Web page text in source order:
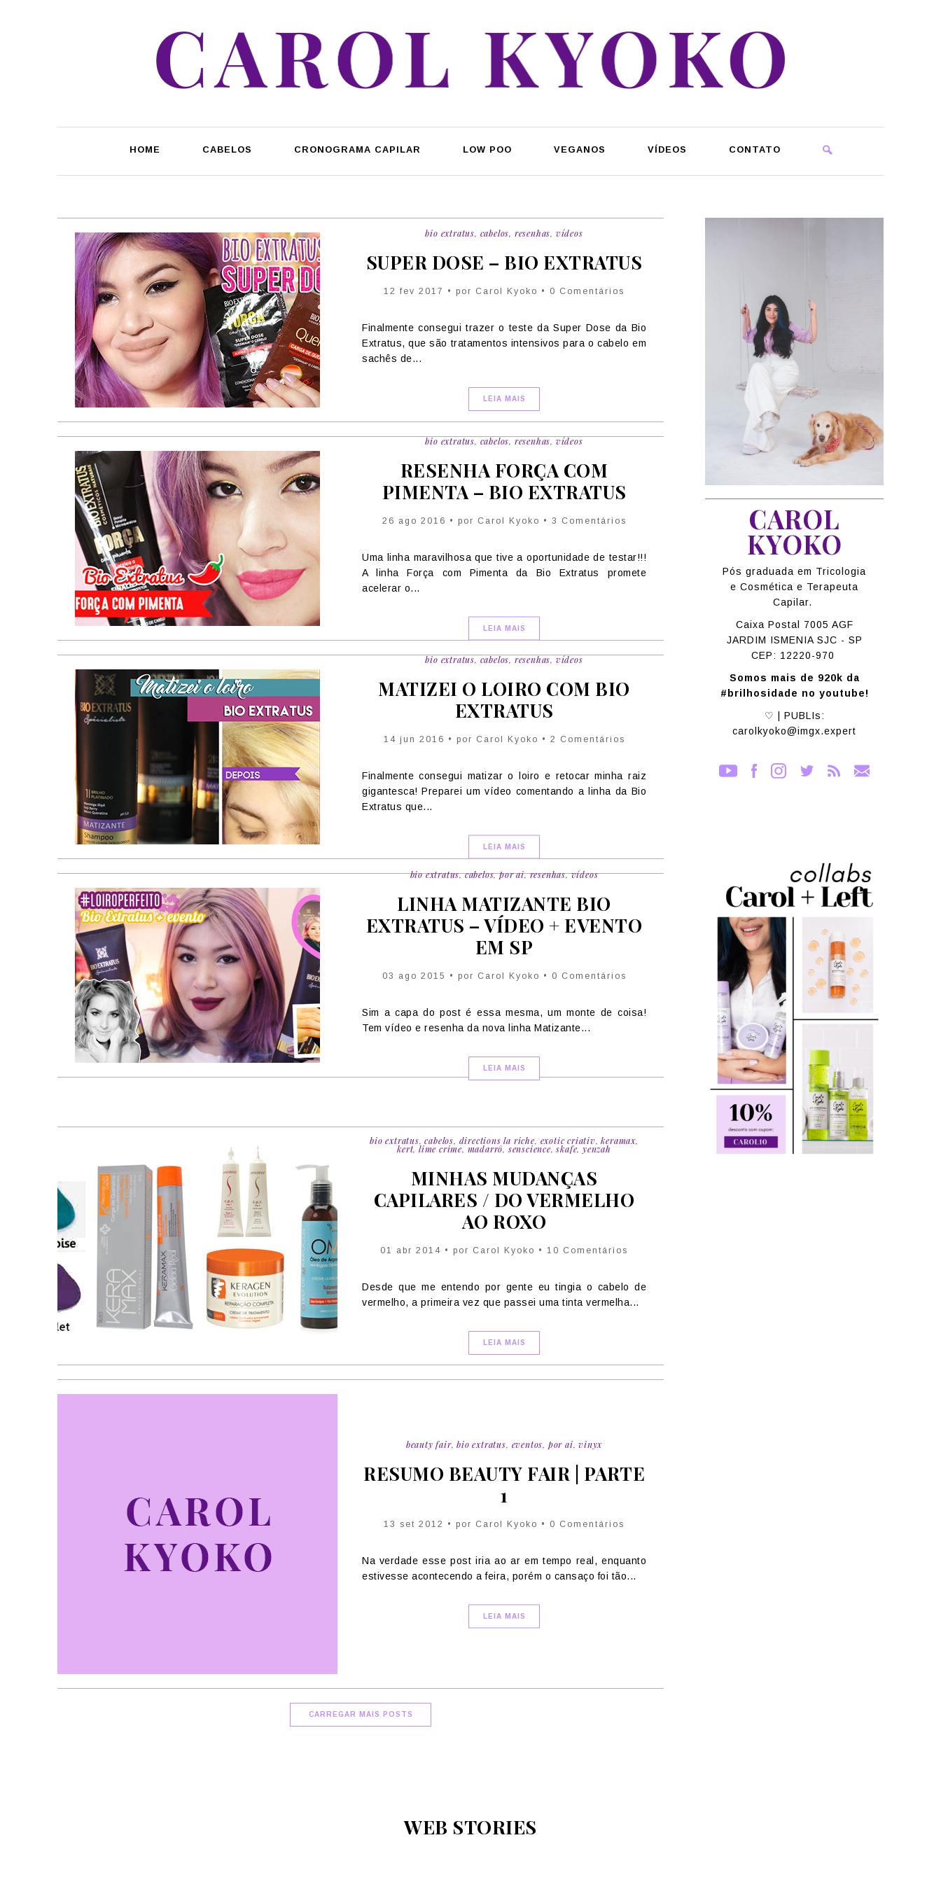
HOME CABELOS CRONOGRAMA CAPILAR LOW POO VEGANOS VÍDEOS CONTATO
bio extratus, cabelos, resenhas, vídeos
SUPER DOSE – BIO EXTRATUS
12 fev 2017 • por Carol Kyoko • 0 Comentários
Finalmente consegui trazer o teste da Super Dose da Bio
Extratus, que são tratamentos intensivos para o cabelo em
sachês de...
LEIA MAIS
bio extratus,cabelos,resenhas,vídeos
RESENHA FORÇA COM
PIMENTA – BIO EXTRATUS
26 ago 2016 • por Carol Kyoko • 3 Comentários
Uma linha maravilhosa que tive a oportunidade de testar!!!
A linha Força com Pimenta da Bio Extratus promete
acelerar o...
LEIA MAIS
bio extratus,cabelos,resenhas,vídeos
MATIZEI O LOIRO COM BIO
EXTRATUS
14 jun 2016 • por Carol Kyoko • 2 Comentários
Finalmente consegui matizar o loiro e retocar minha raiz
gigantesca! Preparei um vídeo comentando a linha da Bio
Extratus que...
LEIA MAIS
bio extratus,cabelos,por ai,resenhas,vídeos
LINHA MATIZANTE BIO
EXTRATUS – VÍDEO + EVENTO
EM SP
03 ago 2015 • por Carol Kyoko • 0 Comentários
Sim a capa do post é essa mesma, um monte de coisa!
Tem vídeo e resenha da nova linha Matizante...
LEIA MAIS
bio extratus,cabelos, directions la riche, exotic criativ,keramax,
kert, lime crime, madarrô,senscience,skafe,yenzah
MINHAS MUDANÇAS
CAPILARES / DO VERMELHO
AO ROXO
01 abr 2014 • por Carol Kyoko • 10 Comentários
Desde que me entendo por gente eu tingia o cabelo de
vermelho, a primeira vez que passei uma tinta vermelha...
LEIA MAIS
beauty fair,bio extratus, eventos, por ai,vinyx
RESUMO BEAUTY FAIR | PARTE
1
13 set 2012 • por Carol Kyoko • 0 Comentários
Na verdade esse post iria ao ar em tempo real, enquanto
estivesse acontecendo a feira, porém o cansaço foi tão...
LEIA MAIS
CARREGAR MAIS POSTS
CAROL
KYOKO
Pós graduada em Tricologia
e Cosmética e Terapeuta
Capilar.
Caixa Postal 7005 AGF
JARDIM ISMENIA SJC - SP
CEP: 12220-970
Somos mais de 920k da
#brilhosidade no youtube!
♡ | PUBLIs:
carolkyoko@imgx.expert
WEB STORIES